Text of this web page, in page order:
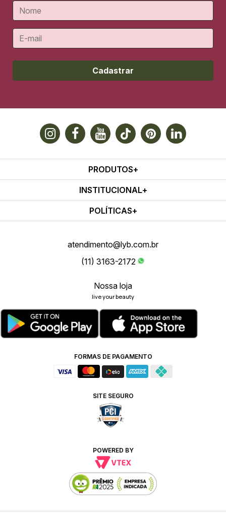
Cadastrar
PRODUTOS
INSTITUCIONAL
POLÍTICAS
atendimento@lyb.com.br
(11) 3163-2172
Nossa loja
live your beauty
FORMAS DE PAGAMENTO
SITE SEGURO
POWERED BY